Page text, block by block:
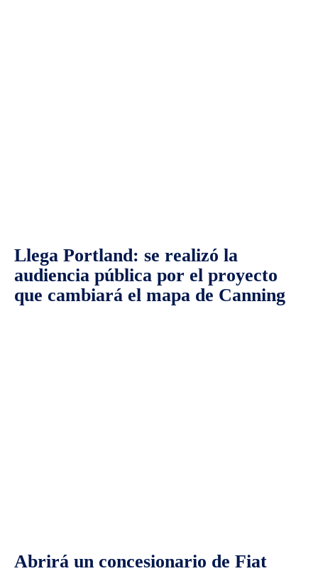
Llega Portland: se realizó la
audiencia pública por el proyecto
que cambiará el mapa de Canning
Abrirá un concesionario de Fiat